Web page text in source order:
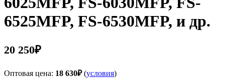
6525MFP, FS-6530MFP, и др.
20 250₽
Оптовая цена: 18 630₽(условия)